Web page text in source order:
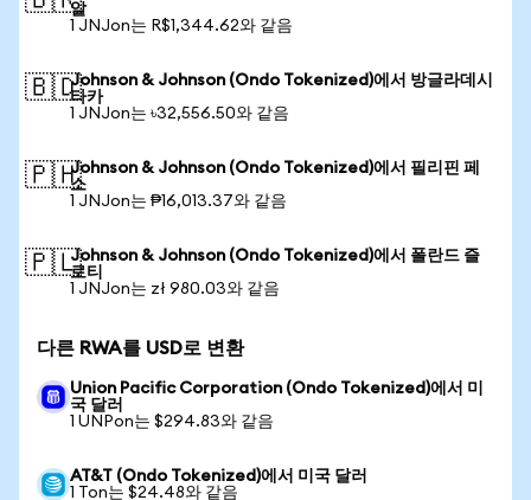
알
1 JNJon는 R$1,344.62와 같음
🇧🇩Johnson & Johnson (Ondo Tokenized)에서 방글라데시
타카
1 JNJon는 ৳32,556.50와 같음
🇵🇭Johnson & Johnson (Ondo Tokenized)에서 필리핀 페
소
1 JNJon는 ₱16,013.37와 같음
🇵🇱Johnson & Johnson (Ondo Tokenized)에서 폴란드 즐
로티
1 JNJon는 zł 980.03와 같음
다른 RWA를 USD로 변환
Union Pacific Corporation (Ondo Tokenized)에서 미
국 달러
1 UNPon는 $294.83와 같음
AT&T (Ondo Tokenized)에서 미국 달러
1 Ton는 $24.48와 같음